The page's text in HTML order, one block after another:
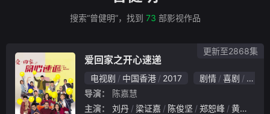
搜索“曾健明”，找到 73 部影视作品
爱回家之开心速递
电视剧 中国香港 2017 剧情 喜剧
家庭
导演：
陈嘉慧
主演：
刘丹 梁证嘉 陈俊坚 郑恕峰 黄颖君
更新至2868集